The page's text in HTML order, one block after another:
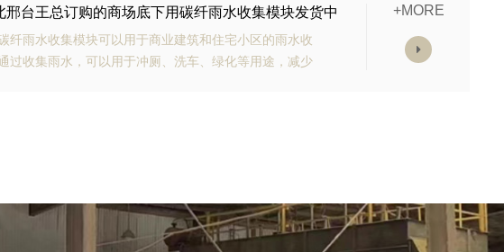
青岛李经理订购的生态多孔纤维棉正在发货
态多孔纤维棉具有高强承载能力、高抗渗能力、抗老化
方便等优势。模块的顶部应设计有反冲洗装置，以防止
+MORE